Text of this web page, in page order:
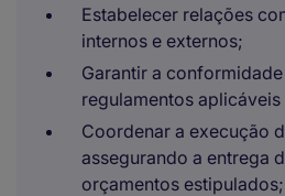
Estabelecer relações
internos e externos;
Garantir a
regulamentos
Coordenar a execução
assegurando a entrega
orçamentos estipulados;